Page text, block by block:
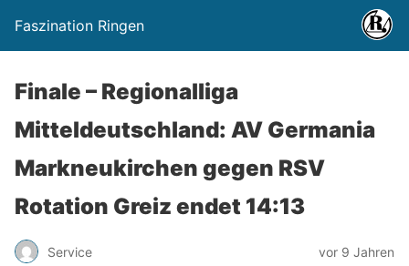
Faszination Ringen
Finale – Regionalliga
Mitteldeutschland: AV Germania
Markneukirchen gegen RSV
Rotation Greiz endet 14:13
Service vor 9 Jahren